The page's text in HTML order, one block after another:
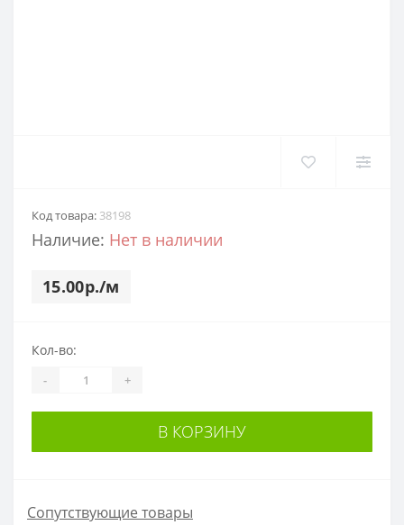
Код товара: 38198
Наличие: Нет в наличии
15.00р./м
Кол-во:
- +
В КОРЗИНУ
Сопутствующие товары